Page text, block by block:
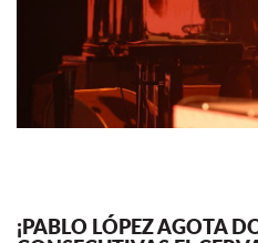
¡PABLO LÓPEZ AGOTA